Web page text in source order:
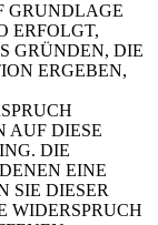
GRUNDLAGE
ERFOLGT,
GRÜNDEN, DIE
ERGEBEN,
AUF DIESE
DIE
EINE
SIE DIESER
WIDERSPRUCH